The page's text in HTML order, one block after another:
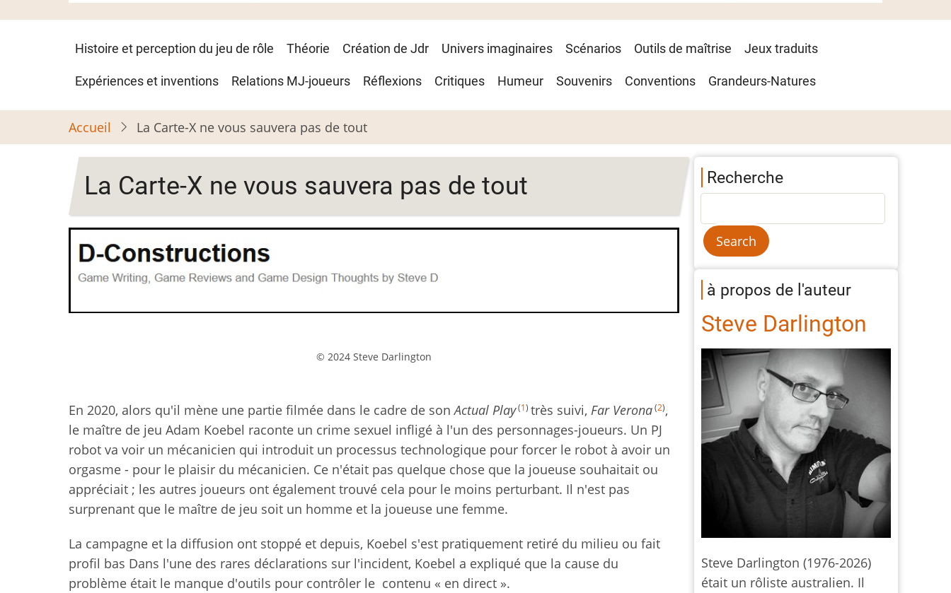
Navigation
principale
Histoire et perception du jeu de rôle Théorie Création de Jdr Univers imaginaires Scénarios Outils de maîtrise Jeux traduits
Expériences et inventions Relations MJ-joueurs Réflexions Critiques Humeur Souvenirs Conventions Grandeurs-Natures
Accueil La Carte-X ne vous sauvera pas de tout
La Carte-X ne vous sauvera pas de tout
© 2024 Steve Darlington
En 2020, alors qu'il mène une partie filmée dans le cadre de sonActual Play(1) très suivi, Far Verona(2),
le maître de jeu Adam Koebel raconte un crime sexuel infligé à l'un des personnages-joueurs. Un PJ
robot va voir un mécanicien qui introduit un processus technologique pour forcer le robot à avoir un
orgasme - pour le plaisir du mécanicien. Ce n'était pas quelque chose que la joueuse souhaitait ou
appréciait ; les autres joueurs ont également trouvé cela pour le moins perturbant. Il n'est pas
surprenant que le maître de jeu soit un homme et la joueuse une femme.
La campagne et la diffusion ont stoppé et depuis, Koebel s'est pratiquement retiré du milieu ou fait
profil bas Dans l'une des rares déclarations sur l'incident, Koebel a expliqué que la cause du
problème était le manque d'outils pour contrôler le contenu « en direct ».
Recherche
à propos de l'auteur
Steve Darlington
Steve Darlington (1976-2026)
était un rôliste australien. Il